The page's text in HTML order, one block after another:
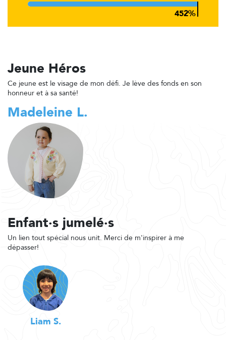
Jeune Héros
Ce jeune est le visage de mon défi. Je lève des fonds en son
honneur et à sa santé!
Madeleine L.
Enfant·s jumelé·s
Un lien tout spécial nous unit. Merci de m'inspirer à me
dépasser!
Liam S.